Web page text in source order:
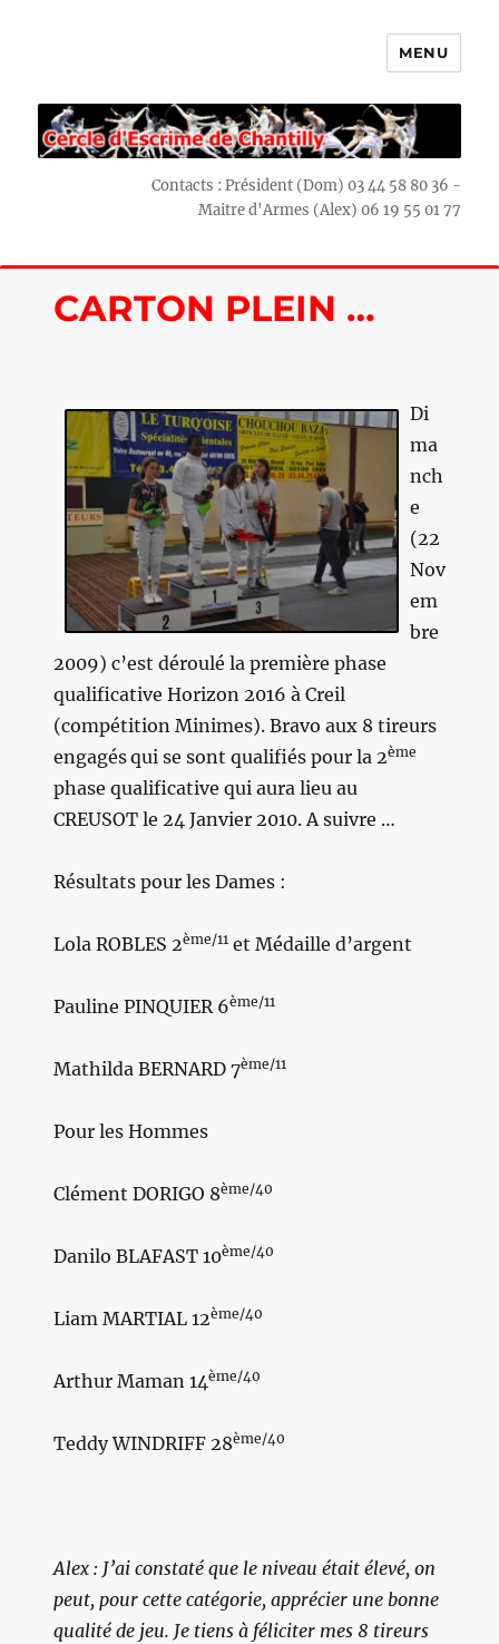
MENU
Contacts : Président (Dom) 03 44 58 80 36 -
Maitre d'Armes (Alex) 06 19 55 01 77
CARTON PLEIN …
Di
ma
nch
e
(22
Nov
em
bre
2009) c’est déroulé la première phase
qualificative Horizon 2016 à Creil
(compétition Minimes). Bravo aux 8 tireurs
engagésqui se sont qualifiés pour la 2ème
phase qualificative qui aura lieu au
CREUSOT le 24 Janvier 2010. A suivre …
Résultats pour les Dames :
Lola ROBLES 2ème/11et Médaille d’argent
Pauline PINQUIER 6ème/11
Mathilda BERNARD 7ème/11
Pour les Hommes
Clément DORIGO 8ème/40
Danilo BLAFAST 10ème/40
Liam MARTIAL 12ème/40
Arthur Maman 14ème/40
Teddy WINDRIFF 28ème/40
Alex : J’ai constaté que le niveau était élevé, on
peut, pour cette catégorie, apprécier une bonne
qualité de jeu. Je tiens à féliciter mes 8 tireurs